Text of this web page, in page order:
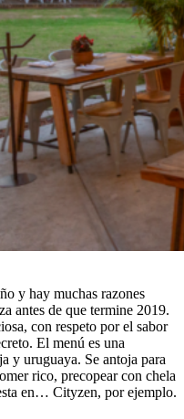
y hay muchas razones
antes de que termine 2019.
con respeto por el sabor
El menú es una
y uruguaya. Se antoja para
rico, precopear con chela
en… Cityzen, por ejemplo.